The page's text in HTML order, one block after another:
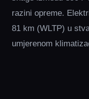
razini opreme.
81 km (WLTP) u
umjerenom